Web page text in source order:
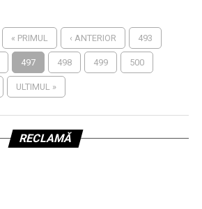
« PRIMUL ‹ ANTERIOR 493
497 498 499 500
ULTIMUL »
RECLAMĂ